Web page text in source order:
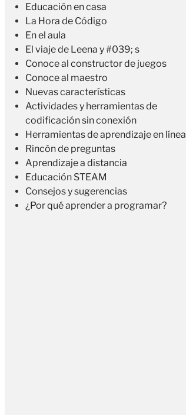
Educación en casa
La Hora de Código
En el aula
El viaje de Leena y #039; s
Conoce al constructor de juegos
Conoce al maestro
Nuevas características
Actividades y herramientas de
codificación sin conexión
Herramientas de aprendizaje en línea
Rincón de preguntas
Aprendizaje a distancia
Educación STEAM
Consejos y sugerencias
¿Por qué aprender a programar?